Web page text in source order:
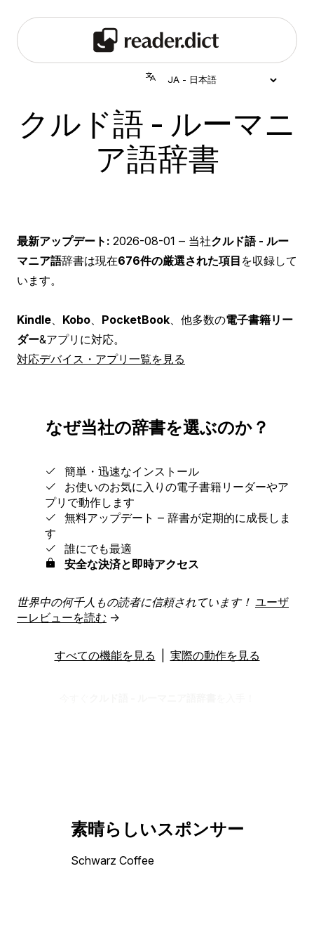
クルド語 - ルーマニ
ア語辞書
最新アップデート: 2026-08-01 ‒ 当社クルド語 - ルー
マニア語辞書は現在676件の厳選された項目 を収録して
います。
Kindle Kobo PocketBook 、他多数の電子書籍リー
ダー&アプリに対応。
対応デバイス・アプリ一覧を見る
なぜ当社の辞書を選ぶのか？
簡単・迅速なインストール
お使いのお気に入りの電子書籍リーダーやア
プリで動作します
無料アップデート ‒ 辞書が定期的に成長しま
す
誰にでも最適
安全な決済と即時アクセス
世界中の何千人もの読者に信頼されています！ ユーザ
ーレビューを読む →
すべての機能を見る 実際の動作を見る
素晴らしいスポンサー
Schwarz Coffee